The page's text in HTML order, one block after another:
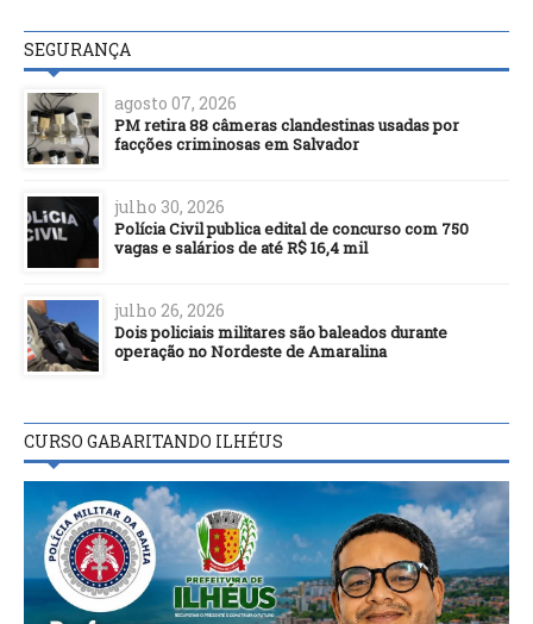
SEGURANÇA
agosto 07, 2026
PM retira 88 câmeras clandestinas usadas por
facções criminosas em Salvador
julho 30, 2026
Polícia Civil publica edital de concurso com 750
vagas e salários de até R$ 16,4 mil
julho 26, 2026
Dois policiais militares são baleados durante
operação no Nordeste de Amaralina
CURSO GABARITANDO ILHÉUS